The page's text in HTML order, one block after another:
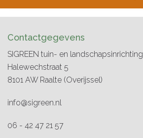
Contactgegevens
SIGREEN tuin- en landschapsinrichting
Halewechstraat 5
8101 AW Raalte (Overijssel)
info@sigreen.nl
06 - 42 47 21 57